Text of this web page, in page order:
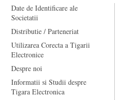
Date de Identificare ale
Societatii
Distributie / Parteneriat
Utilizarea Corecta a Tigarii
Electronice
Despre noi
Informatii si Studii despre
Tigara Electronica